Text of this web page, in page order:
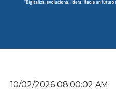
10/02/2026 08:00:02 AM